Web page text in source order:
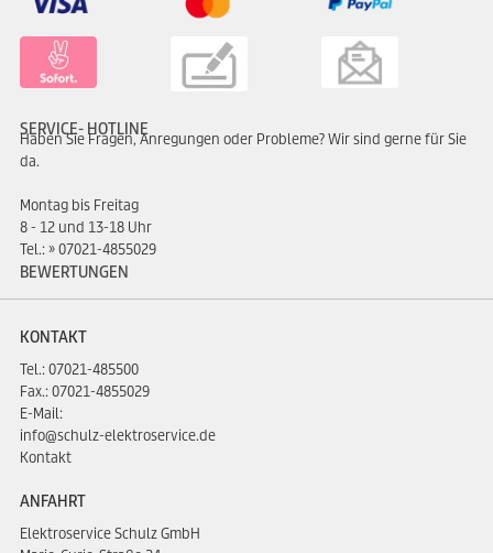
SERVICE- HOTLINE
Haben Sie Fragen, Anregungen oder Probleme? Wir sind gerne für Sie
da.
Montag bis Freitag
8 - 12 und 13-18 Uhr
Tel.: 07021-4855029
BEWERTUNGEN
KONTAKT
Tel.:07021-485500
Fax.: 07021-4855029
E-Mail:
info@schulz-elektroservice.de
Kontakt
ANFAHRT
Elektroservice Schulz GmbH